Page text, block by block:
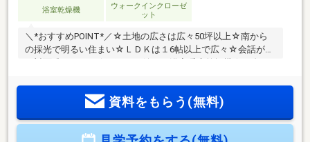
浴室乾燥機
ウォークインクローゼ
ット
＼*おすすめPOINT*／☆土地の広さは広々50坪以上☆南から
の採光で明るい住まい☆ＬＤＫは１6帖以上で広々☆会話が弾
む対面式キッチン☆雨の日も嬉しい浴室暖房乾燥機☆頭金な
グ平島店 徒歩11分☆ザグザグ瀬戸店 徒歩11分☆江西小学
校 徒歩7分☆お問合せ方法☆（無料通話）0120-211-702まで
資料をもらう(無料)